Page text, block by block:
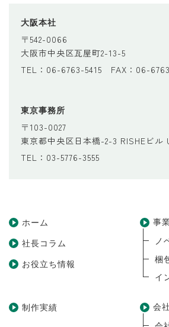
大阪本社
〒542-0066
大阪市中央区瓦屋町2-13-5
TEL：06-6763-5415 FAX：06-
東京事務所
〒103-0027
東京都中央区日本橋-2-3 RISHEビル
TEL：03-5776-3555
ホーム
社長コラム
お役立ち情報
事
ノ
梱
イ
制作実績
会